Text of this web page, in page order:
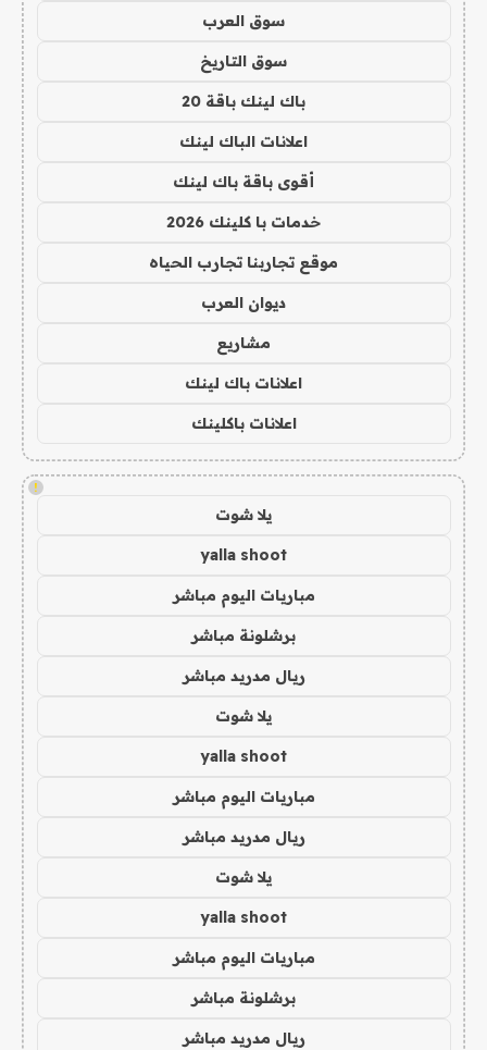
سوق العرب
سوق التاريخ
باك لينك باقة 20
اعلانات الباك لينك
أقوى باقة باك لينك
خدمات با كلينك 2026
موقع تجاربنا تجارب الحياه
ديوان العرب
مشاريع
اعلانات باك لينك
اعلانات باكلينك
!
يلا شوت
yalla shoot
مباريات اليوم مباشر
برشلونة مباشر
ريال مدريد مباشر
يلا شوت
yalla shoot
مباريات اليوم مباشر
ريال مدريد مباشر
يلا شوت
yalla shoot
مباريات اليوم مباشر
برشلونة مباشر
ريال مدريد مباشر